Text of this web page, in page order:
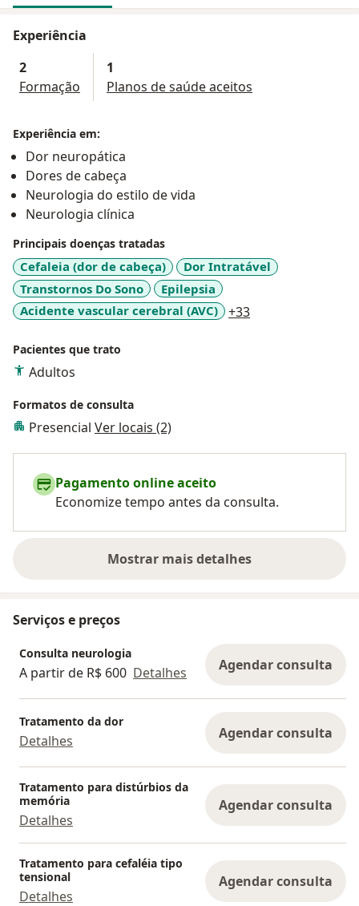
Experiência
2
Formação
1
Planos de saúde aceitos
Experiência em:
Dor neuropática
Dores de cabeça
Neurologia do estilo de vida
Neurologia clínica
Principais doenças tratadas
Cefaleia (dor de cabeça)
Dor Intratável
Transtornos Do Sono
Epilepsia
Acidente vascular cerebral (AVC)
+33
Pacientes que trato
Adultos
Formatos de consulta
Presencial Ver locais (2)
Pagamento online aceito
Economize tempo antes da consulta.
Mostrar mais detalhes
sobre a experiência
Serviços e preços
Consulta neurologia
A partir de R$ 600 Detalhes Agendar consulta
Tratamento da dor
Detalhes Agendar consulta
Tratamento para distúrbios da
memória
Detalhes
Agendar consulta
Tratamento para cefaléia tipo
tensional
Detalhes
Agendar consulta